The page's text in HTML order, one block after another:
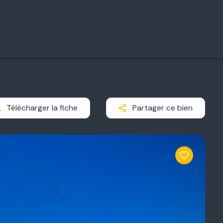
Télécharger la fiche Partager ce bien